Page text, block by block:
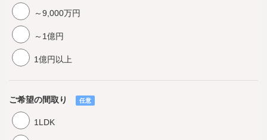
～9,000万円
～1億円
1億円以上
ご希望の間取り 任意
1LDK